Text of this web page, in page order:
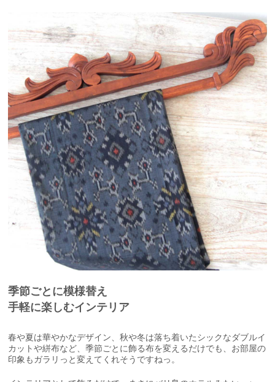
季節ごとに模様替え
手軽に楽しむインテリア
春や夏は華やかなデザイン、秋や冬は落ち着いたシックなダブルイ
カットや絣布など、季節ごとに飾る布を変えるだけでも、お部屋の
印象もガラリっと変えてくれそうですねっ。